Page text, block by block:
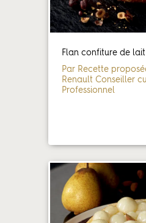
Flan confiture de
Par Recette
Renault Conseiller
Professionnel